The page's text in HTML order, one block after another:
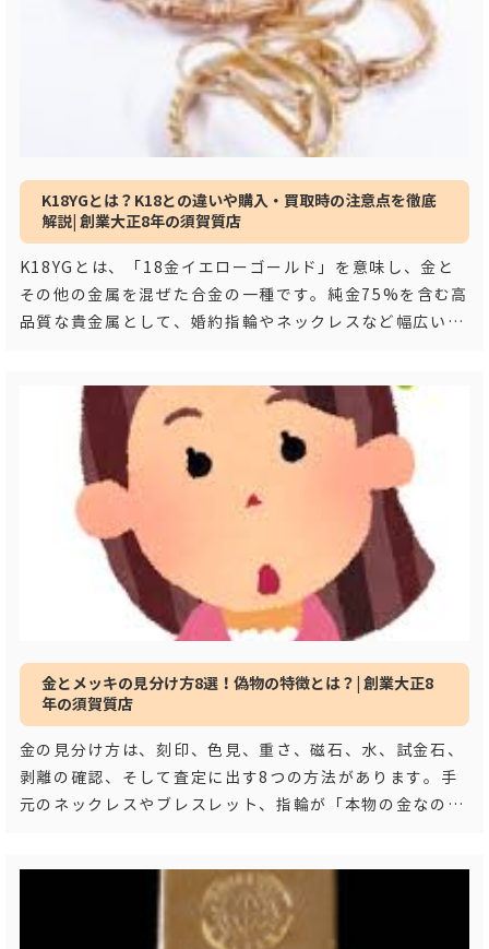
K18YGとは？K18との違いや購入・買取時の注意点を徹底
解説| 創業大正8年の須賀質店
K18YGとは、「18金イエローゴールド」を意味し、金と
その他の金属を混ぜた合金の一種です。純金75%を含む高
品質な貴金属として、婚約指輪やネックレスなど幅広いジ
金とメッキの見分け方8選！偽物の特徴とは？| 創業大正8
年の須賀質店
金の見分け方は、刻印、色見、重さ、磁石、水、試金石、
剥離の確認、そして査定に出す8つの方法があります。手
元のネックレスやブレスレット、指輪が「本物の金なの